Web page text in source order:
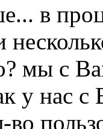
в
мы с
у нас